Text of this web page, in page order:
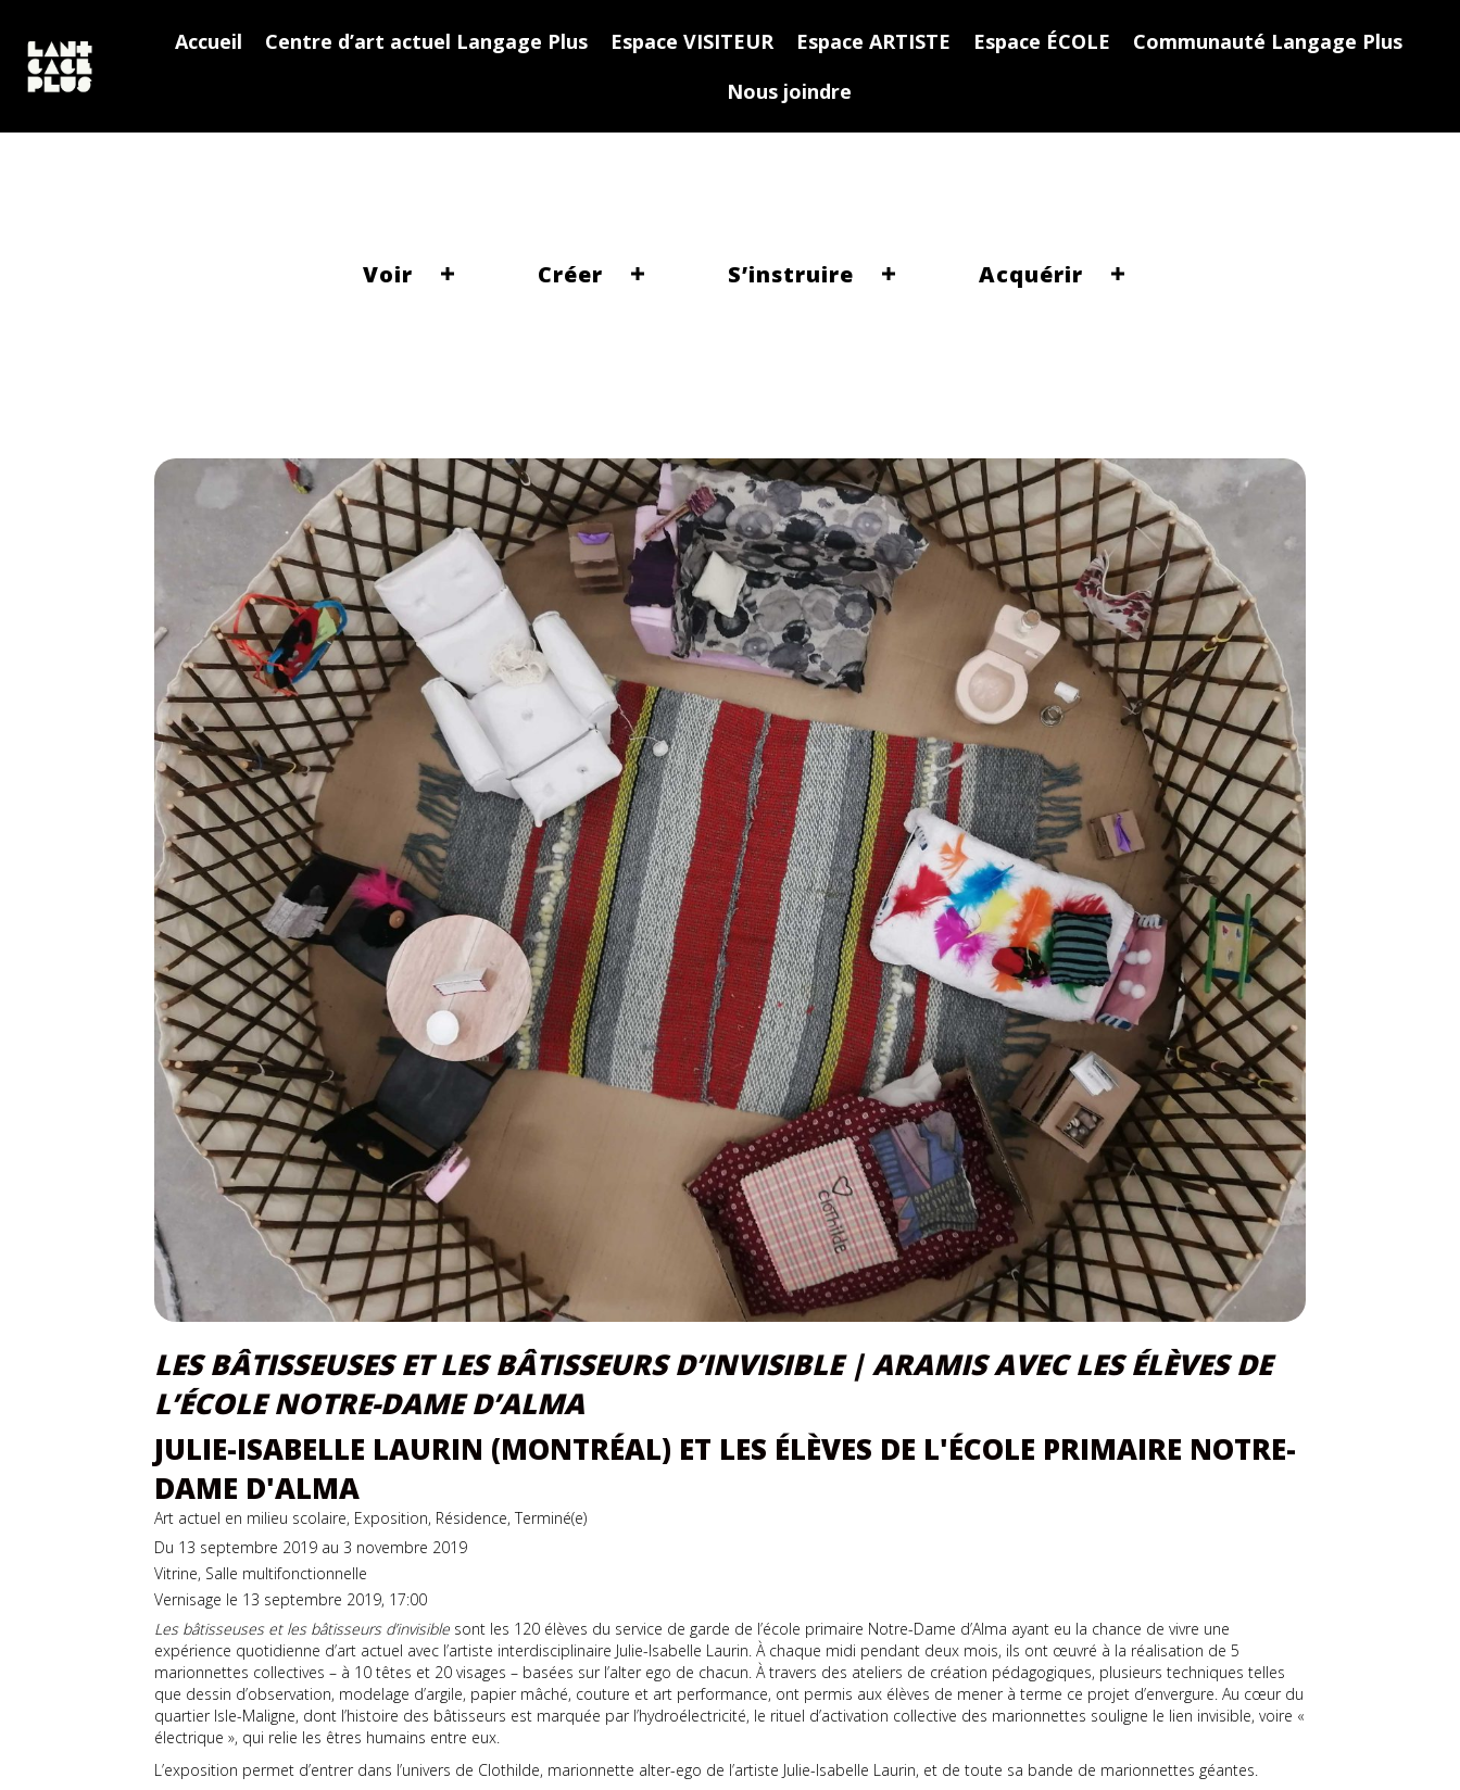
Accueil Centre d’art actuel Langage Plus Espace VISITEUR Espace ARTISTE Espace ÉCOLE
Communauté Langage Plus
Nous joindre
Voir Créer S’instruire Acquérir
LES BÂTISSEUSES ET LES BÂTISSEURS D’INVISIBLE | ARAMIS AVEC LES ÉLÈVES DE
L’ÉCOLE NOTRE-DAME D’ALMA
JULIE-ISABELLE LAURIN (MONTRÉAL) ET LES ÉLÈVES DE L'ÉCOLE PRIMAIRE NOTRE-
DAME D'ALMA
Art actuel en milieu scolaire, Exposition, Résidence, Terminé(e)
Du 13 septembre 2019 au 3 novembre 2019
Vitrine, Salle multifonctionnelle
Vernisage le 13 septembre 2019, 17:00
Les bâtisseuses et les bâtisseurs d’invisible sont les 120 élèves du service de garde de l’école primaire Notre-Dame d’Alma ayant eu la chance de vivre une
expérience quotidienne d’art actuel avec l’artiste interdisciplinaire Julie-Isabelle Laurin. À chaque midi pendant deux mois, ils ont œuvré à la réalisation de 5
marionnettes collectives – à 10 têtes et 20 visages – basées sur l’alter ego de chacun. À travers des ateliers de création pédagogiques, plusieurs techniques telles
que dessin d’observation, modelage d’argile, papier mâché, couture et art performance, ont permis aux élèves de mener à terme ce projet d’envergure. Au cœur du
quartier Isle-Maligne, dont l’histoire des bâtisseurs est marquée par l’hydroélectricité, le rituel d’activation collective des marionnettes souligne le lien invisible, voire «
électrique », qui relie les êtres humains entre eux.
L’exposition permet d’entrer dans l’univers de Clothilde, marionnette alter-ego de l’artiste Julie-Isabelle Laurin, et de toute sa bande de marionnettes géantes.